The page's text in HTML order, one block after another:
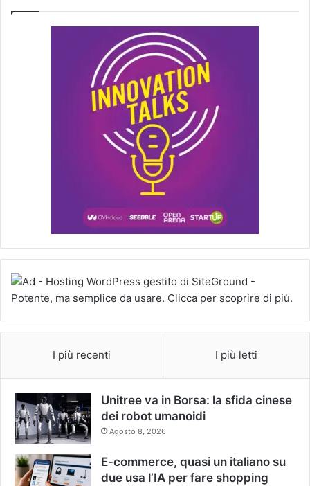
I più recenti I più letti
Unitree va in Borsa: la sfida cinese
dei robot umanoidi
Agosto 8, 2026
E-commerce, quasi un italiano su
due usa l’IA per fare shopping